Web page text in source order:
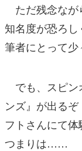
ただ残念なが
知名度が恐ろ
筆者にとって少
でも、スピン
ンズ』が出る
フトさんにて体
つまりは……